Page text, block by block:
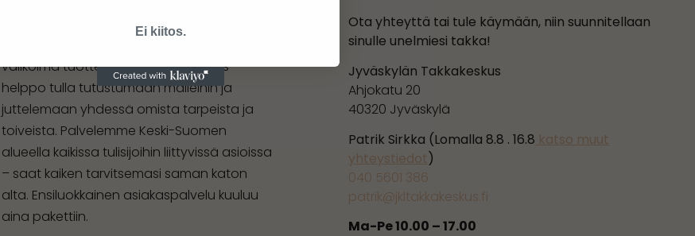
Kivijalkakauppamme sijaitsee Jyväskylän
valikoima tuotteitamme. Meille on siis
helppo tulla tutustumaan malleihin ja
juttelemaan yhdessä omista tarpeista ja
toiveista. Palvelemme Keski-Suomen
alueella kaikissa tulisijoihin liittyvissä asioissa
– saat kaiken tarvitsemasi saman katon
alta. Ensiluokkainen asiakaspalvelu kuuluu
aina pakettiin.
Ota yhteyttä tai tule käymään, niin suunnitellaan
sinulle unelmiesi takka!
Jyväskylän Takkakeskus
Ahjokatu 20
40320 Jyväskylä
Patrik Sirkka (Lomalla 8.8 . 16.8 katso muut
yhteystiedot)
040 5601 386
patrik@jkltakkakeskus.fi
Ma-Pe 10.00 – 17.00
Ei kiitos.